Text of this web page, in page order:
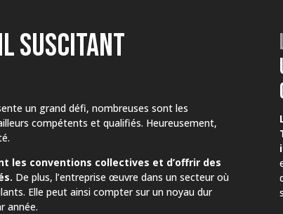
SUSCITANT
un grand défi, nombreuses sont les
compétents et qualifiés. Heureusement,
les conventions collectives et d’offrir des
De plus, l’entreprise œuvre dans un secteur où
Elle peut ainsi compter sur un noyau dur
année.